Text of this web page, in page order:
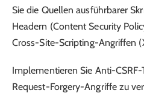
Sie die Quellen ausführbarer
Headern (Content Security
Cross-Site-Scripting-Angriffen
Implementieren Sie Anti-
Request-Forgery-Angriffe zu